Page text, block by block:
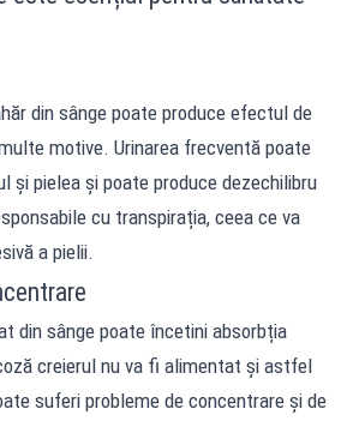
din sânge poate produce efectul de
motive. Urinarea frecventă poate
și pielea și poate produce dezechilibru
cu transpirația, ceea ce va
a pielii.
din sânge poate încetini absorbția
creierul nu va fi alimentat și astfel
suferi probleme de concentrare și de